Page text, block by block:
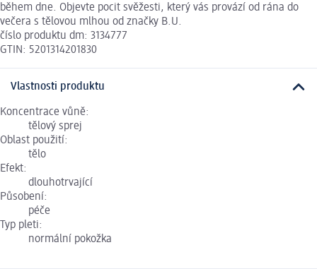
během dne. Objevte pocit svěžesti, který vás provází od rána do
večera s tělovou mlhou od značky B.U.
číslo produktu dm: 3134777
GTIN: 5201314201830
Vlastnosti produktu
Koncentrace vůně:
tělový sprej
Oblast použití:
tělo
Efekt:
dlouhotrvající
Působení:
péče
Typ pleti:
normální pokožka